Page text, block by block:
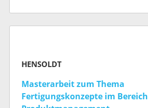
HENSOLDT
Masterarbeit zum Thema
Fertigungskonzepte im Bereich